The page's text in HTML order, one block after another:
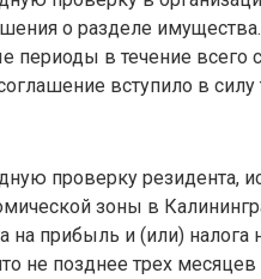
о разделе
периоды в течение всего
вступило в
проверку резидента,
зоны в
на прибыль и (или)
не позднее трех